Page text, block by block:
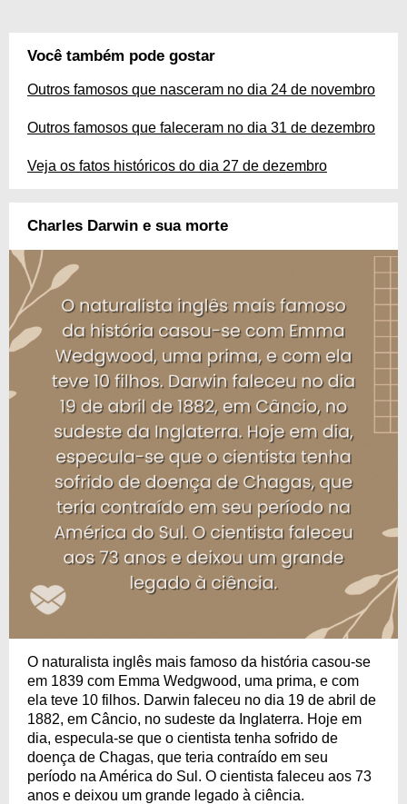
Você também pode gostar
Outros famosos que nasceram no dia 24 de novembro
Outros famosos que faleceram no dia 31 de dezembro
Veja os fatos históricos do dia 27 de dezembro
Charles Darwin e sua morte
O naturalista inglês mais famoso da história casou-se
em 1839 com Emma Wedgwood, uma prima, e com
ela teve 10 filhos. Darwin faleceu no dia 19 de abril de
1882, em Câncio, no sudeste da Inglaterra. Hoje em
dia, especula-se que o cientista tenha sofrido de
doença de Chagas, que teria contraído em seu
período na América do Sul. O cientista faleceu aos 73
anos e deixou um grande legado à ciência.